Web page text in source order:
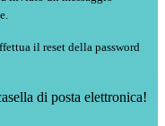
il reset della password
di posta elettronica!